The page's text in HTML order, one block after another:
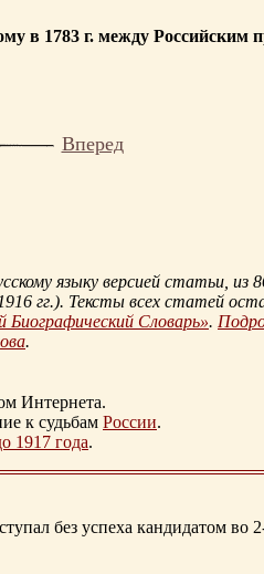
в 1783 г. между Российским
Вперед
языку версией статьи, из
гг.). Тексты всех статей
Биографический Словарь».
.
Интернета.
к судьбам России.
1917 года.
без успеха кандидатом во